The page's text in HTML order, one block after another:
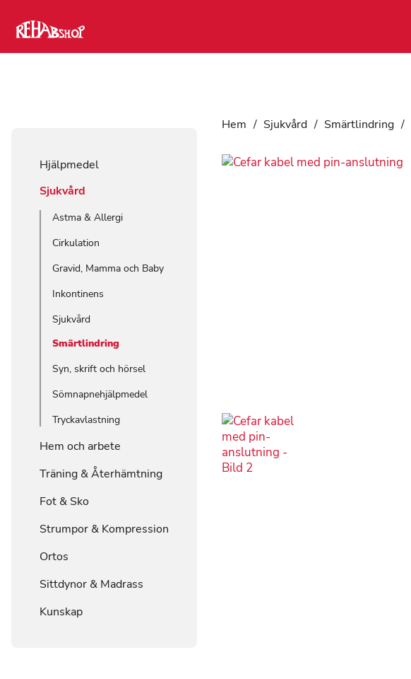
Hjälpmedel
Sjukvård
Astma & Allergi
Cirkulation
Gravid, Mamma och Baby
Inkontinens
Sjukvård
Smärtlindring
Syn, skrift och hörsel
Sömnapnehjälpmedel
Tryckavlastning
Hem och arbete
Träning & Återhämtning
Fot & Sko
Strumpor & Kompression
Ortos
Sittdynor & Madrass
Kunskap
Hem / Sjukvård / Smärtlindring /